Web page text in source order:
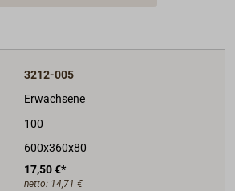
3212-005
Erwachsene
100
600x360x80
17,50 €*
netto: 14,71 €